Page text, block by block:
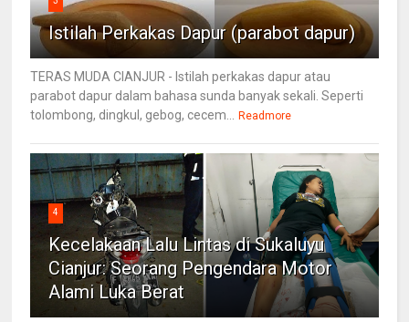
Istilah Perkakas Dapur (parabot dapur)
TERAS MUDA CIANJUR - Istilah perkakas dapur atau
parabot dapur dalam bahasa sunda banyak sekali. Seperti
tolombong, dingkul, gebog, cecem... Readmore
4
Kecelakaan Lalu Lintas di Sukaluyu
Cianjur: Seorang Pengendara Motor
Alami Luka Berat